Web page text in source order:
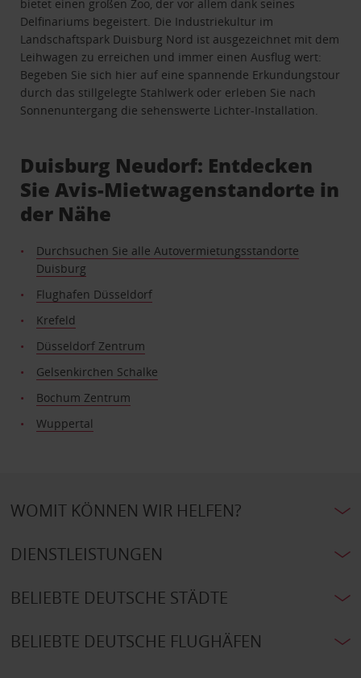
bietet einen großen Zoo, der vor allem dank seines
Delfinariums begeistert. Die Industriekultur im
Landschaftspark Duisburg Nord ist ausgezeichnet mit dem
Leihwagen zu erreichen und immer einen Ausflug wert:
Begeben Sie sich hier auf eine spannende Erkundungstour
durch das stillgelegte Stahlwerk oder erleben Sie nach
Sonnenuntergang die sehenswerte Lichter-Installation.
Duisburg Neudorf: Entdecken
Sie Avis-Mietwagenstandorte in
der Nähe
Durchsuchen Sie alle Autovermietungsstandorte
Duisburg
Flughafen Düsseldorf
Krefeld
Düsseldorf Zentrum
Gelsenkirchen Schalke
Bochum Zentrum
Wuppertal
WOMIT KÖNNEN WIR HELFEN?
DIENSTLEISTUNGEN
BELIEBTE DEUTSCHE STÄDTE
BELIEBTE DEUTSCHE FLUGHÄFEN